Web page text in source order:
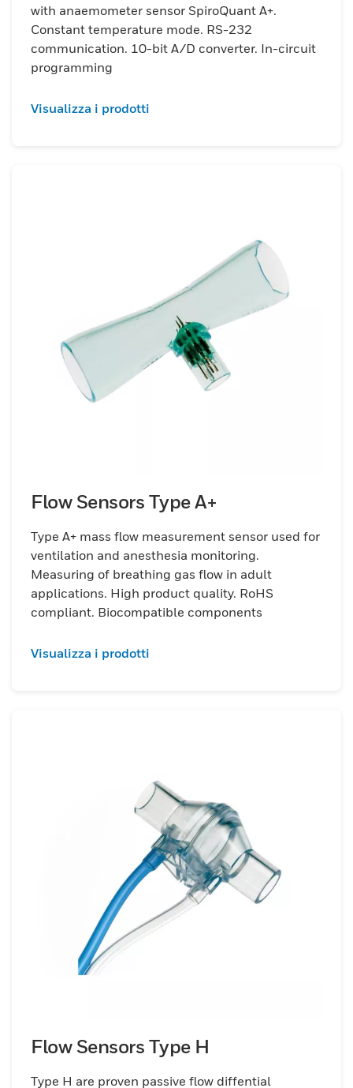
with anaemometer sensor SpiroQuant A+.
Constant temperature mode. RS-232
communication. 10-bit A/D converter. In-circuit
programming
Visualizza i prodotti
Flow Sensors Type A+
Type A+ mass flow measurement sensor used for
ventilation and anesthesia monitoring.
Measuring of breathing gas flow in adult
applications. High product quality. RoHS
compliant. Biocompatible components
Visualizza i prodotti
Flow Sensors Type H
Type H are proven passive flow diffential